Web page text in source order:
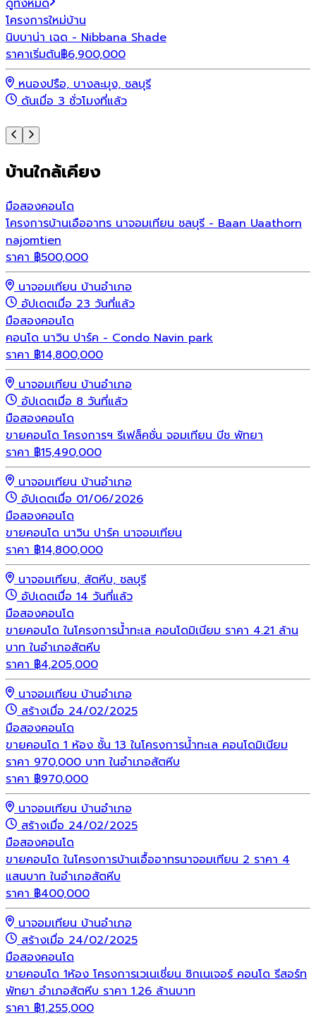
โครงการใหม่บ้าน
นิบบาน่า เฉด - Nibbana Shade
ราคาเริ่มต้น฿6,900,000
หนองปรือ, บางละมุง, ชลบุรี
ดันเมื่อ 3 ชั่วโมงที่แล้ว
บ้านใกล้เคียง
มือสองคอนโด
โครงการบ้านเอืออาทร นาจอมเทียน ชลบุรี - Baan Uaathorn
najomtien
ราคา ฿500,000
นาจอมเทียน บ้านอำเภอ
อัปเดตเมื่อ 23 วันที่แล้ว
มือสองคอนโด
คอนโด นาวิน ปาร์ค - Condo Navin park
ราคา ฿14,800,000
นาจอมเทียน บ้านอำเภอ
อัปเดตเมื่อ 8 วันที่แล้ว
มือสองคอนโด
ขายคอนโด โครงการฯ รีเฟล็คชั่น จอมเทียน บีช พัทยา
ราคา ฿15,490,000
นาจอมเทียน บ้านอำเภอ
อัปเดตเมื่อ 01/06/2026
มือสองคอนโด
ขายคอนโด นาวิน ปาร์ค นาจอมเทียน
ราคา ฿14,800,000
นาจอมเทียน, สัตหีบ, ชลบุรี
อัปเดตเมื่อ 14 วันที่แล้ว
มือสองคอนโด
ขายคอนโด ในโครงการน้ำทะเล คอนโดมิเนียม ราคา 4.21 ล้าน
บาท ในอำเภอสัตหีบ
ราคา ฿4,205,000
นาจอมเทียน บ้านอำเภอ
สร้างเมื่อ 24/02/2025
มือสองคอนโด
ขายคอนโด 1 ห้อง ชั้น 13 ในโครงการน้ำทะเล คอนโดมิเนียม
ราคา 970,000 บาท ในอำเภอสัตหีบ
ราคา ฿970,000
นาจอมเทียน บ้านอำเภอ
สร้างเมื่อ 24/02/2025
มือสองคอนโด
ขายคอนโด ในโครงการบ้านเอื้ออาทรนาจอมเทียน 2 ราคา 4
แสนบาท ในอำเภอสัตหีบ
ราคา ฿400,000
นาจอมเทียน บ้านอำเภอ
สร้างเมื่อ 24/02/2025
มือสองคอนโด
ขายคอนโด 1ห้อง โครงการเวเนเชี่ยน ซิกเนเจอร์ คอนโด รีสอร์ท
พัทยา อำเภอสัตหีบ ราคา 1.26 ล้านบาท
ราคา ฿1,255,000